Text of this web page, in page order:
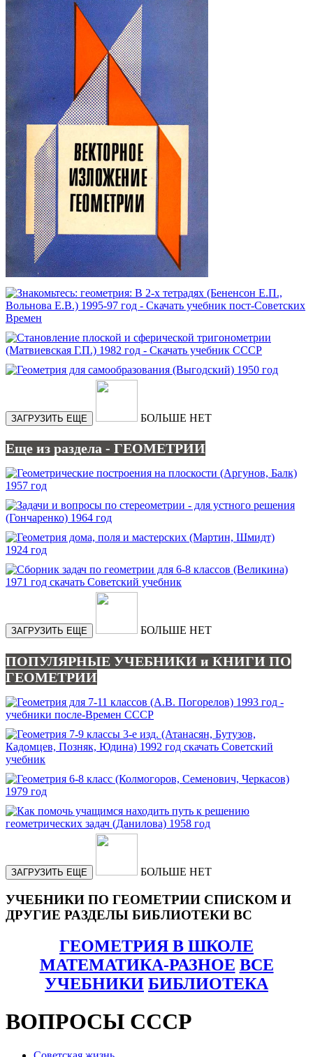
ЗАГРУЗИТЬ ЕЩЕ БОЛЬШЕ НЕТ
Еще из раздела - ГЕОМЕТРИИ
ЗАГРУЗИТЬ ЕЩЕ БОЛЬШЕ НЕТ
ПОПУЛЯРНЫЕ УЧЕБНИКИ и КНИГИ ПО
ГЕОМЕТРИИ
ЗАГРУЗИТЬ ЕЩЕ БОЛЬШЕ НЕТ
УЧЕБНИКИ ПО ГЕОМЕТРИИ СПИСКОМ И
ДРУГИЕ РАЗДЕЛЫ БИБЛИОТЕКИ ВС
ГЕОМЕТРИЯ В ШКОЛЕ
МАТЕМАТИКА-РАЗНОЕ ВСЕ
УЧЕБНИКИ БИБЛИОТЕКА
ВОПРОСЫ СССР